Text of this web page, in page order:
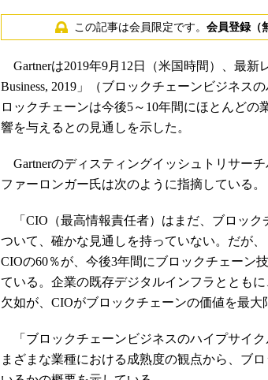
この記事は会員限定です。 会員登録（
Gartnerは2019年9月12日（米国時間）、最新
Business, 2019」（ブロックチェーンビジネス
ロックチェーンは今後5～10年間にほとんど
響を与えるとの見通しを示した。
Gartnerのディスティングイッシュトリサー
ファーロンガー氏は次のように指摘している。
「CIO（最高情報責任者）はまだ、ブロック
ついて、確かな見通しを持っていない。だが、
CIOの60％が、今後3年間にブロックチェーン
ている。企業の既存デジタルインフラととも
欠如が、CIOがブロックチェーンの価値を最大
「ブロックチェーンビジネスのハイプサイク
まざまな業種における成熟度の観点から、ブ